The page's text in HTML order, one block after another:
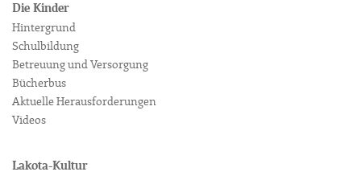
Die Kinder
Hintergrund
Schulbildung
Betreuung und Versorgung
Bücherbus
Aktuelle Herausforderungen
Videos
Lakota-Kultur